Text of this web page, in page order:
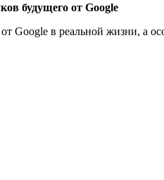
будущего от Google
Google в реальной жизни, а